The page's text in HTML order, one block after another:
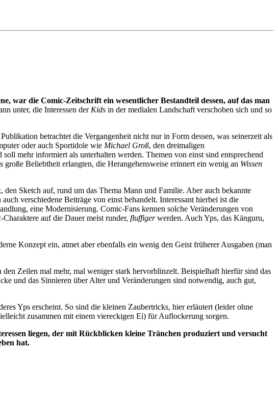
war die Comic-Zeitschrift ein wesentlicher Bestandteil dessen, auf das man
unter, die Interessen der Kids in der medialen Landschaft verschoben sich und so
betrachtet die Vergangenheit nicht nur in Form dessen, was seinerzeit als
oder auch Sportidole wie Michael Groß, den dreimaligen
mehr informiert als unterhalten werden. Themen von einst sind entsprechend
Beliebtheit erlangten, die Herangehensweise erinnert ein wenig an Wissen
den Sketch auf, rund um das Thema Mann und Familie. Aber auch bekannte
verschiedene Beiträge von einst behandelt. Interessant hierbei ist die
eine Modernisierung. Comic-Fans kennen solche Veränderungen von
auf die Dauer meist runder, fluffigerwerden. Auch Yps, das Känguru,
Konzept ein, atmet aber ebenfalls ein wenig den Geist früherer Ausgaben (man
Zeilen mal mehr, mal weniger stark hervorblinzelt. Beispielhaft hierfür sind das
und das Sinnieren über Alter und Veränderungen sind notwendig, auch gut,
Yps erscheint. So sind die kleinen Zaubertricks, hier erläutert (leider ohne
zusammen mit einem viereckigen Ei) für Auflockerung sorgen.
liegen, der mit Rückblicken kleine Tränchen produziert und versucht
hat.